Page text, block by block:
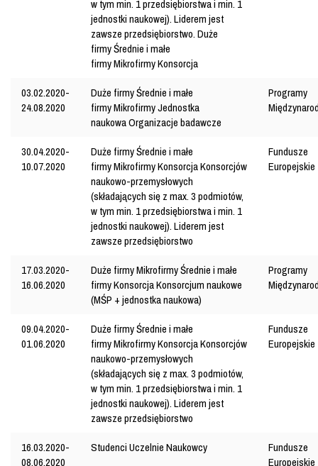
w tym min. 1 przedsiębiorstwa i min. 1
jednostki naukowej). Liderem jest
zawsze przedsiębiorstwo.Duże
firmyŚrednie i małe
firmyMikrofirmyKonsorcja
03.02.2020-
24.08.2020
Duże firmyŚrednie i małe
firmyMikrofirmyJednostka
naukowaOrganizacje badawcze
Programy
30.04.2020-
10.07.2020
Duże firmyŚrednie i małe
firmyMikrofirmyKonsorcjaKonsorcjów
naukowo-przemysłowych
(składających się z max. 3 podmiotów,
w tym min. 1 przedsiębiorstwa i min. 1
jednostki naukowej). Liderem jest
zawsze przedsiębiorstwo
Fundusze
Europejskie
17.03.2020-
16.06.2020
Duże firmyMikrofirmyŚrednie i małe
firmyKonsorcjaKonsorcjum naukowe
(MŚP + jednostka naukowa)
Programy
09.04.2020-
01.06.2020
Duże firmyŚrednie i małe
firmyMikrofirmyKonsorcjaKonsorcjów
naukowo-przemysłowych
(składających się z max. 3 podmiotów,
w tym min. 1 przedsiębiorstwa i min. 1
jednostki naukowej). Liderem jest
zawsze przedsiębiorstwo
Fundusze
Europejskie
16.03.2020-
08.06.2020
StudenciUczelnieNaukowcy
Fundusze
Europejskie